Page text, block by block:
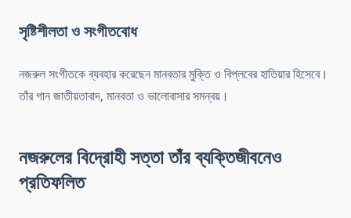
সৃষ্টিশীলতা ও সংগীতবোধ
নজরুল সংগীতকে ব্যবহার করেছেন মানবতার মুক্তি ও বিপ্লবের হাতিয়ার হিসেবে।
তাঁর গান জাতীয়তাবাদ, মানবতা ও ভালোবাসার সমন্বয়।
নজরুলের বিদ্রোহী সত্তা তাঁর ব্যক্তিজীবনেও
প্রতিফলিত